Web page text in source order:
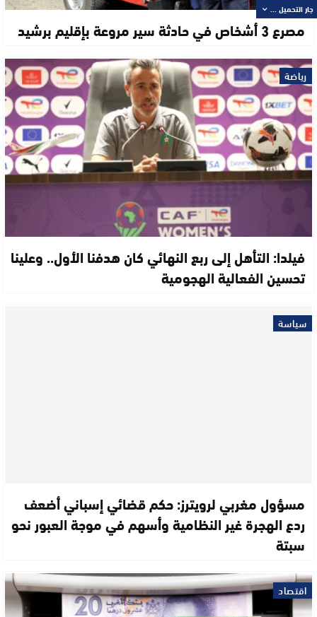
مصرع 3 أشخاص في حادثة سير مروعة بإقليم برشيد
رياضة
فيلدا: التأهل إلى ربع النهائي كان هدفنا الأول.. وعلينا
تحسين الفعالية الهجومية
سياسة
مسؤول مغربي لرويترز: حكم قضائي إسباني أضعف
ردع الهجرة غير النظامية وأسهم في موجة العبور نحو
سبتة
اقتصاد
جار التحميل ...